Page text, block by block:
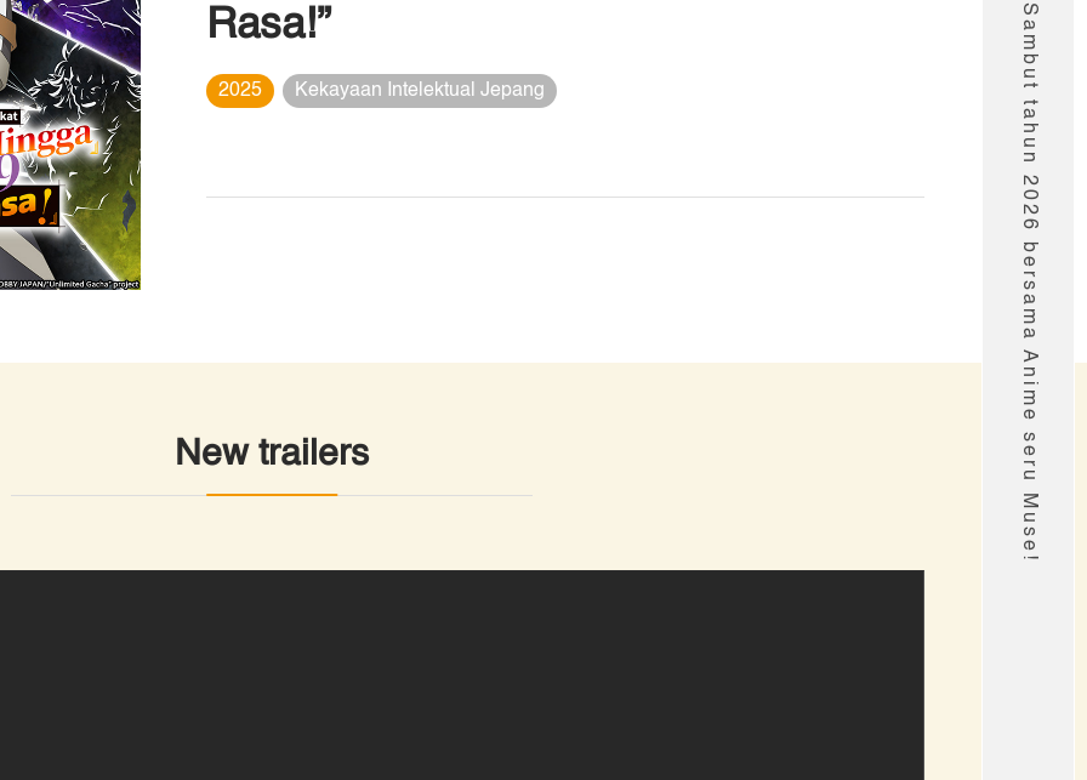
Rasa!”
2025 Kekayaan Intelektual Jepang
New trailers Sambut tahun 2026 bersama Anime seru Muse!